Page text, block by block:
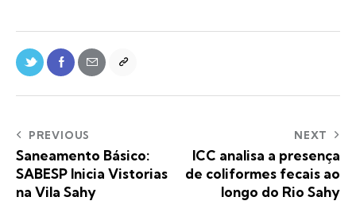
PREVIOUS
Saneamento Básico:
SABESP Inicia Vistorias
na Vila Sahy
NEXT
ICC analisa a presença
de coliformes fecais ao
longo do Rio Sahy